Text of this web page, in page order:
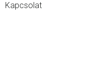
Kapcsolat